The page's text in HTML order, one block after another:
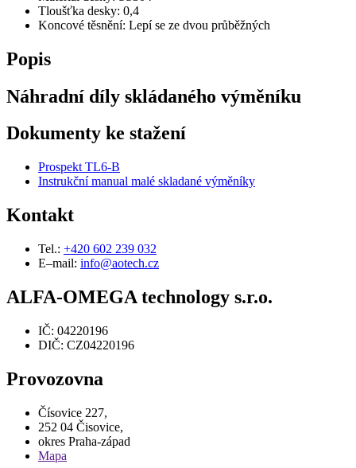
Tloušťka desky: 0,4
Koncové těsnění: Lepí se ze dvou průběžných
Popis
Náhradní díly skládaného výměníku
Dokumenty ke stažení
Prospekt TL6-B
Instrukční manual malé skladané výměníky
Kontakt
Tel.: +420 602 239 032
E–mail: info@aotech.cz
ALFA-OMEGA technology s.r.o.
IČ: 04220196
DIČ: CZ04220196
Provozovna
Čísovice 227,
252 04 Čisovice,
okres Praha-západ
Mapa